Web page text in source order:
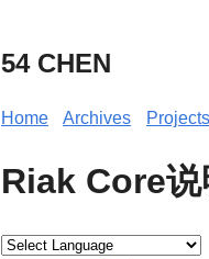
54 CHEN
Home Archives Projects
Riak Core说